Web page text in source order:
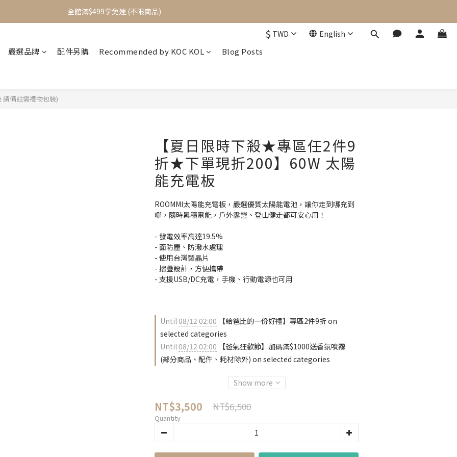
加入會員立即送$100元購物金
加入會員立即送$100元購物金
全館滿$499享免運 (不限商品)
$ TWD English
嚴選品牌 配件另購 Recommended by KOC KOL
Blog Posts
請備註需禮物包裝)
【夏日限時下殺★專區任2件9
折★下單現折200】60W 太陽
能充電板
ROOMMI太陽能充電板，嚴選優質太陽能電池，讓你走到哪充到
哪，隨時累積電能，戶外露營、登山健走都可安心用！
- 發電效率高達19.5%
- 面防塵、防潑水處理
- 使用台灣製晶片
- 摺疊設計，方便攜帶
- 支援USB/DC充電，手機、行動電源也可用
Until08/12 02:00 【給爸比的一份好禮】專區2件9折 on
selected categories
Until08/12 02:00 【爸氣狂歡節】加碼滿$1000送香氛噴霧
(部分商品、配件、耗材除外) on selected categories
Show more
NT$3,500 NT$6,500
Quantity